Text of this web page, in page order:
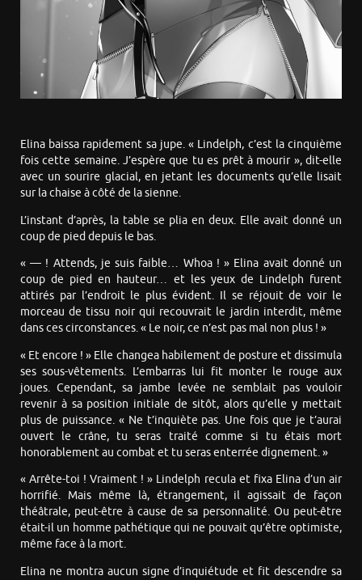
Elina baissa rapidement sa jupe. « Lindelph, c’est la cinquième
fois cette semaine. J’espère que tu es prêt à mourir », dit-elle
avec un sourire glacial, en jetant les documents qu’elle lisait
sur la chaise à côté de la sienne.
L’instant d’après, la table se plia en deux. Elle avait donné un
coup de pied depuis le bas.
« — ! Attends, je suis faible… Whoa ! » Elina avait donné un
coup de pied en hauteur… et les yeux de Lindelph furent
attirés par l’endroit le plus évident. Il se réjouit de voir le
morceau de tissu noir qui recouvrait le jardin interdit, même
dans ces circonstances. « Le noir, ce n’est pas mal non plus ! »
« Et encore ! » Elle changea habilement de posture et dissimula
ses sous-vêtements. L’embarras lui fit monter le rouge aux
joues. Cependant, sa jambe levée ne semblait pas vouloir
revenir à sa position initiale de sitôt, alors qu’elle y mettait
plus de puissance. « Ne t’inquiète pas. Une fois que je t’aurai
ouvert le crâne, tu seras traité comme si tu étais mort
honorablement au combat et tu seras enterrée dignement. »
« Arrête-toi ! Vraiment ! » Lindelph recula et fixa Elina d’un air
horrifié. Mais même là, étrangement, il agissait de façon
théâtrale, peut-être à cause de sa personnalité. Ou peut-être
était-il un homme pathétique qui ne pouvait qu’être optimiste,
même face à la mort.
Elina ne montra aucun signe d’inquiétude et fit descendre sa